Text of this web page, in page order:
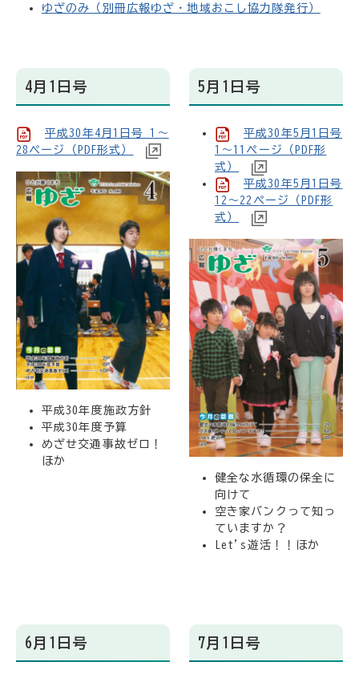
ゆざのみ（別冊広報ゆざ・地域おこし協力隊発行）
4月1日号
平成30年4月1日号 1～
28ページ（PDF形式）
平成30年度施政方針
平成30年度予算
めざせ交通事故ゼロ！
ほか
5月1日号
平成30年5月1日号
1～11ページ（PDF形
式）
平成30年5月1日号
12～22ページ（PDF形
式）
健全な水循環の保全に
向けて
空き家バンクって知っ
ていますか？
Let's遊活！！ほか
6月1日号 7月1日号